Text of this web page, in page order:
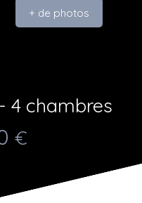
+ de photos
4 chambres
€